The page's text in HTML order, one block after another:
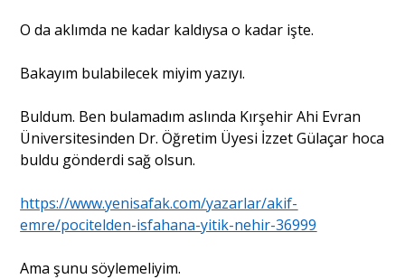
O da aklımda ne kadar kaldıysa o kadar işte.
Bakayım bulabilecek miyim yazıyı.
Buldum. Ben bulamadım aslında Kırşehir Ahi Evran
Üniversitesinden Dr. Öğretim Üyesi İzzet Gülaçar hoca
buldu gönderdi sağ olsun.
https://www.yenisafak.com/yazarlar/akif-
emre/pocitelden-isfahana-yitik-nehir-36999
Ama şunu söylemeliyim.